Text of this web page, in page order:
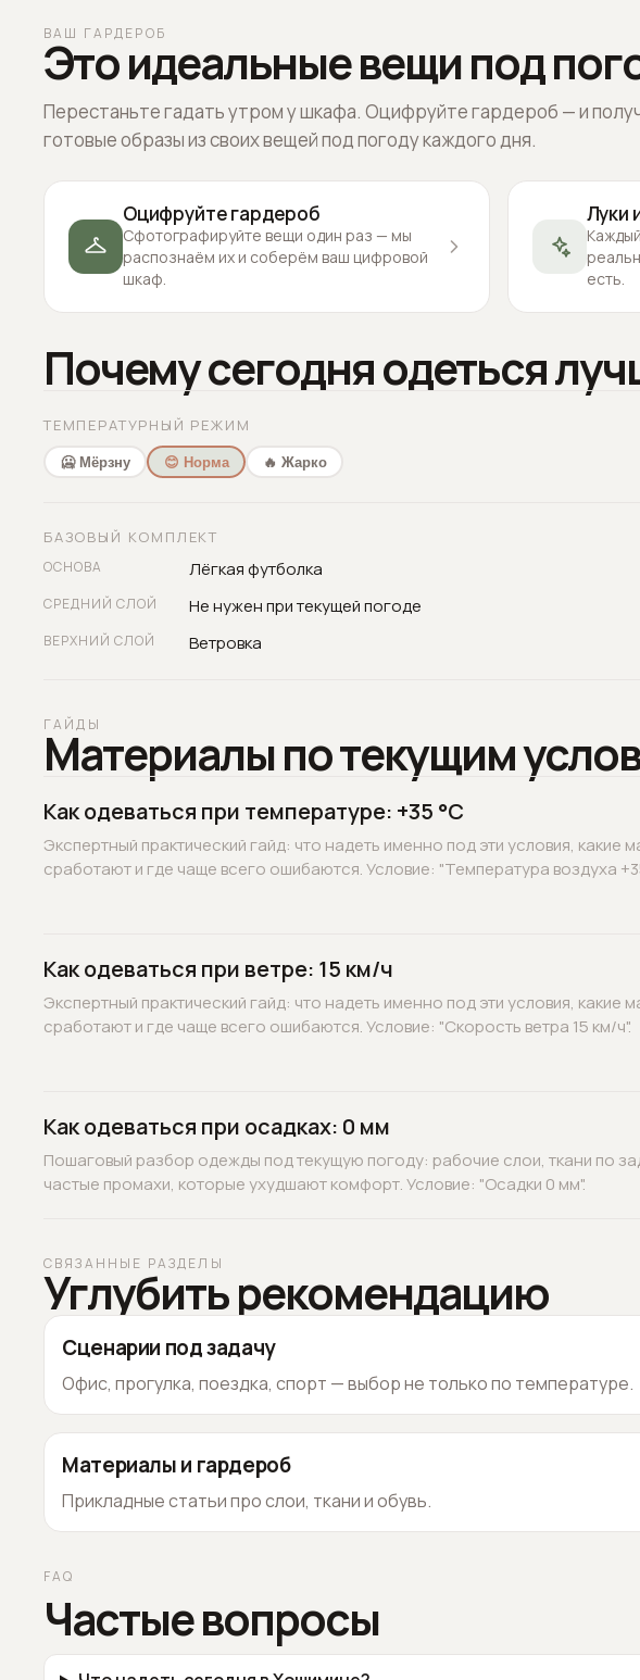
ВАШ ГАРДЕРОБ
Это идеальные вещи под
Перестаньте гадать утром у шкафа. Оцифруйте гардероб — и
готовые образы из своих вещей под погоду каждого дня.
Оцифруйте гардероб
Сфотографируйте вещи один раз — мы
распознаём их и соберём ваш цифровой
шкаф.
Луки
есть.
Почему сегодня одеться
ТЕМПЕРАТУРНЫЙ РЕЖИМ
🥶 Мёрзну 😊 Норма 🔥 Жарко
БАЗОВЫЙ КОМПЛЕКТ
ОСНОВА Лёгкая футболка
СРЕДНИЙ СЛОЙ Не нужен при текущей погоде
ВЕРХНИЙ СЛОЙ Ветровка
ГАЙДЫ
Материалы по текущим
Как одеваться при температуре: +35 °C
Экспертный практический гайд: что надеть именно под эти условия, какие
сработают и где чаще всего ошибаются. Условие: "Температура воздуха
Как одеваться при ветре: 15 км/ч
Экспертный практический гайд: что надеть именно под эти условия, какие
сработают и где чаще всего ошибаются. Условие: "Скорость ветра 15 км/ч".
Как одеваться при осадках: 0 мм
Пошаговый разбор одежды под текущую погоду: рабочие слои, ткани по
частые промахи, которые ухудшают комфорт. Условие: "Осадки 0 мм".
СВЯЗАННЫЕ РАЗДЕЛЫ
Углубить рекомендацию
Сценарии под задачу
Офис, прогулка, поездка, спорт — выбор не только по температуре.
Материалы и гардероб
Прикладные статьи про слои, ткани и обувь.
FAQ
Частые вопросы